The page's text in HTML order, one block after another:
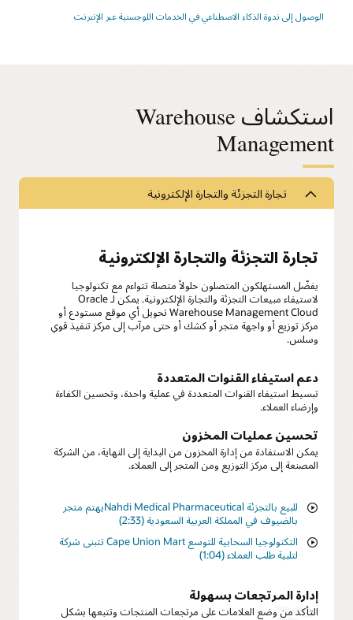
الوصول إلى ندوة الذكاء الاصطناعي في الخدمات اللوجستية عبر الإنترنت
استكشاف Warehouse
Management
تجارة التجزئة والتجارة الإلكترونية
تجارة التجزئة والتجارة الإلكترونية
يفضّل المستهلكون المتصلون حلولاً متصلة تتواءم مع تكنولوجيا
لاستيفاء مبيعات التجزئة والتجارة الإلكترونية. يمكن لـ Oracle
Warehouse Management Cloud تحويل أي موقع مستودع أو
مركز توزيع أو واجهة متجر أو كشك أو حتى مرآب إلى مركز تنفيذ قوي
وسلس.
دعم استيفاء القنوات المتعددة
تبسيط استيفاء القنوات المتعددة في عملية واحدة، وتحسين الكفاءة
وإرضاء العملاء.
تحسين عمليات المخزون
يمكن الاستفادة من إدارة المخزون من البداية إلى النهاية، من الشركة
المصنعة إلى مركز التوزيع ومن المتجر إلى العملاء.
يهتم متجرNahdi Medical Pharmaceutical للبيع بالتجزئة
بالضيوف في المملكة العربية السعودية (2:33)
تتبنى شركة Cape Union Mart التكنولوجيا السحابية للتوسع
لتلبية طلب العملاء (1:04)
إدارة المرتجعات بسهولة
التأكد من وضع العلامات على مرتجعات المنتجات وتتبعها بشكل